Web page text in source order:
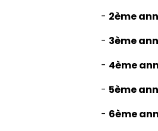
- 2ème
- 3ème
- 4ème
- 5ème
- 6ème